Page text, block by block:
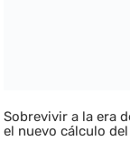
Sobrevivir a la era
el nuevo cálculo